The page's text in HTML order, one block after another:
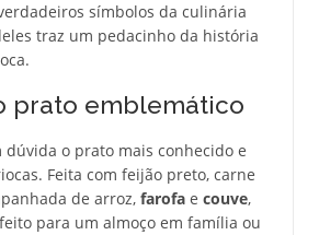
símbolos da culinária
traz um pedacinho da história
prato emblemático
o prato mais conhecido e
Feita com feijão preto, carne
de arroz, farofae couve,
para um almoço em família ou